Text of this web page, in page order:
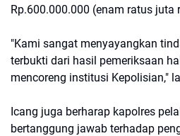
Rp.600.000.000 (enam ratus juta
"Kami sangat menyayangkan
terbukti dari hasil pemeriksaan
mencoreng institusi Kepolisian,"
Icang juga berharap kapolres
bertanggung jawab terhadap